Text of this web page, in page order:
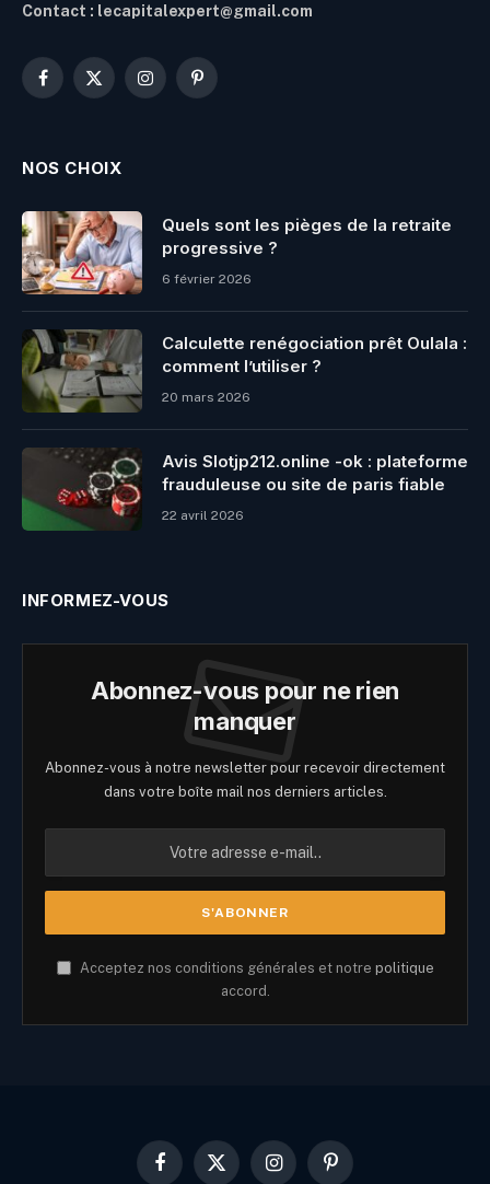
Contact : lecapitalexpert@gmail.com
Facebook
X
InstagramPinterest
NOS CHOIX
Quels sont les pièges de la retraite
progressive ?
6 février 2026
Calculette renégociation prêt Oulala :
comment l’utiliser ?
20 mars 2026
Avis Slotjp212.online -ok : plateforme
frauduleuse ou site de paris fiable
22 avril 2026
INFORMEZ-VOUS
Abonnez-vous pour ne rien
manquer
Abonnez-vous à notre newsletter pour recevoir directement
dans votre boîte mail nos derniers articles.
Acceptez nos conditions générales et notre politique
accord.
Facebook
X InstagramPinterest